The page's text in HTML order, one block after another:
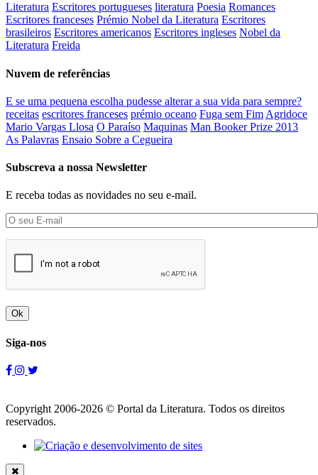
Literatura Escritores portugueses literatura Poesia Romances
Escritores franceses Prémio Nobel da Literatura Escritores
brasileiros Escritores americanos Escritores ingleses Nobel da
Literatura Freida
Nuvem de referências
E se uma pequena escolha pudesse alterar a sua vida para sempre?
receitas escritores franceses prémio oceano Fuga sem Fim Agridoce
Mario Vargas Llosa O Paraíso Maquinas Man Booker Prize 2013
As Palavras Ensaio Sobre a Cegueira
Subscreva a nossa Newsletter
E receba todas as novidades no seu e-mail.
Ok
Siga-nos
Copyright 2006-2026 © Portal da Literatura. Todos os direitos
reservados.